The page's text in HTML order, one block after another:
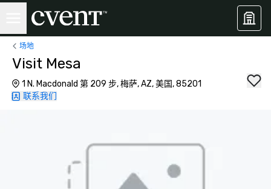
场地
Visit Mesa
1 N. Macdonald 第 209 步, 梅萨, AZ, 美国, 85201
联系我们